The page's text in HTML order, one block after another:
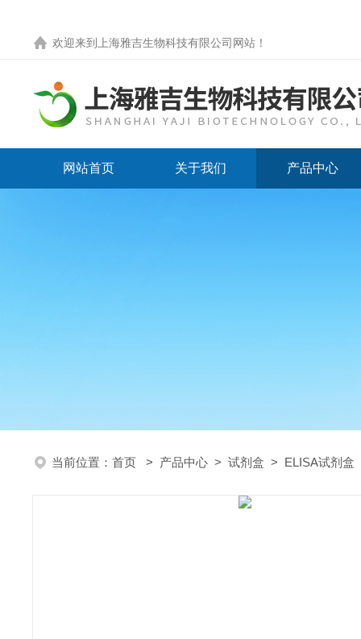
欢迎来到 上海雅吉生物科技有限公司网站 ！
网站首页 关于我们 产品中心
当前位置： 首页 > 产品中心 > 试剂盒 > ELISA试剂盒